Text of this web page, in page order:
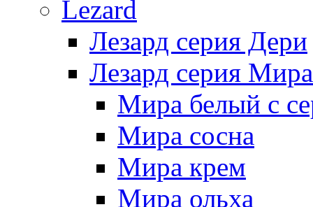
Lezard
Лезард серия Дери
Лезард серия Мира
Мира белый c
Мира сосна
Мира крем
Мира ольха